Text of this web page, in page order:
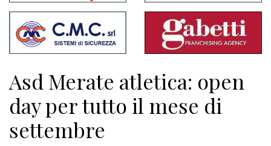
Contenuti
del
sito
Associazioni
Meteo
Asd Merate atletica: open
day per tutto il mese di
settembre